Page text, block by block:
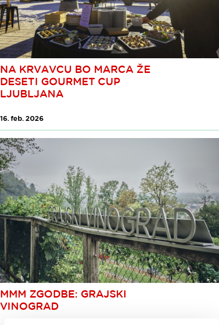
NA KRVAVCU BO MARCA ŽE
DESETI GOURMET CUP
LJUBLJANA
16. feb. 2026
MMM ZGODBE: GRAJSKI
VINOGRAD